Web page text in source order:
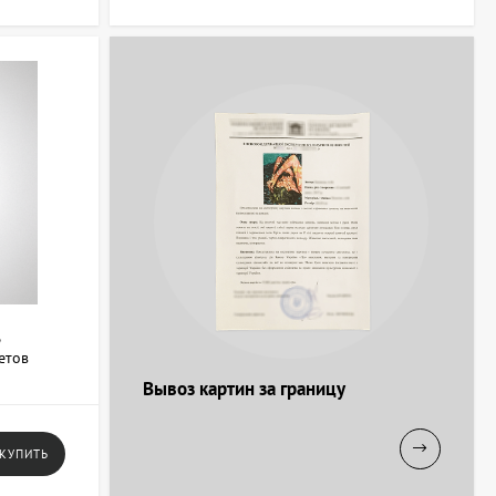
адаптировать пространство под разные
и консультацией специалистов, которые помогут
247 8102
КУПИТЬ
Вывоз картин за границу